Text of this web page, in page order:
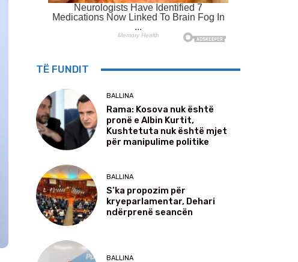
TË FUNDIT
BALLINA
Rama: Kosova nuk është
pronë e Albin Kurtit,
Kushtetuta nuk është mjet
për manipulime politike
BALLINA
S’ka propozim për
kryeparlamentar, Dehari
ndërprenë seancën
BALLINA